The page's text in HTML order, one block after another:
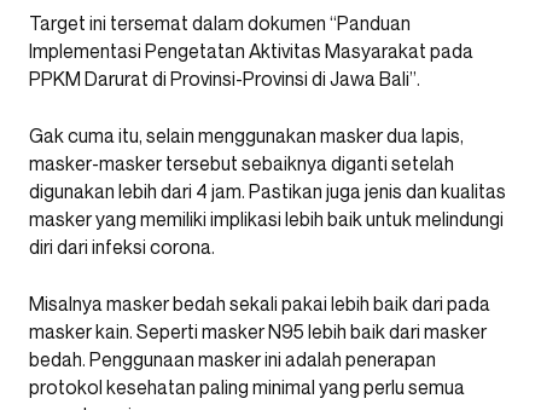
Target ini tersemat dalam dokumen “Panduan
Implementasi Pengetatan Aktivitas Masyarakat pada
PPKM Darurat di Provinsi-Provinsi di Jawa Bali”.
Gak cuma itu, selain menggunakan masker dua lapis,
masker-masker tersebut sebaiknya diganti setelah
digunakan lebih dari 4 jam. Pastikan juga jenis dan kualitas
masker yang memiliki implikasi lebih baik untuk melindungi
diri dari infeksi corona.
Misalnya masker bedah sekali pakai lebih baik dari pada
masker kain. Seperti masker N95 lebih baik dari masker
bedah. Penggunaan masker ini adalah penerapan
protokol kesehatan paling minimal yang perlu semua